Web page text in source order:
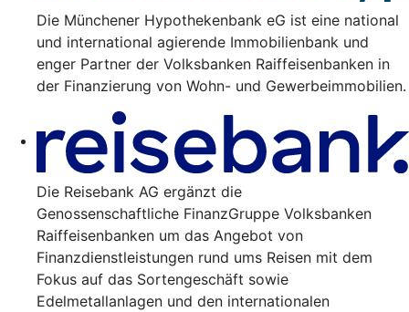
Die Münchener Hypothekenbank eG ist eine national
und international agierende Immobilienbank und
enger Partner der Volksbanken Raiffeisenbanken in
der Finanzierung von Wohn- und Gewerbeimmobilien.
Die Reisebank AG ergänzt die
Genossenschaftliche FinanzGruppe Volksbanken
Raiffeisenbanken um das Angebot von
Finanzdienstleistungen rund ums Reisen mit dem
Fokus auf das Sortengeschäft sowie
Edelmetallanlagen und den internationalen